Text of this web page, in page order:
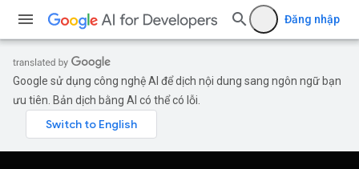
Đăng nhập
Google sử dụng công nghệ AI để dịch nội dung sang ngôn ngữ bạn
ưu tiên. Bản dịch bằng AI có thể có lỗi.